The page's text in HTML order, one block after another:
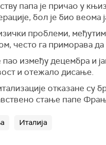
папа је причао у
бол је био веома
проблеми,
често га приморава
пао између децембра и
и отежало дисање.
отказане су
стање папе
Италија